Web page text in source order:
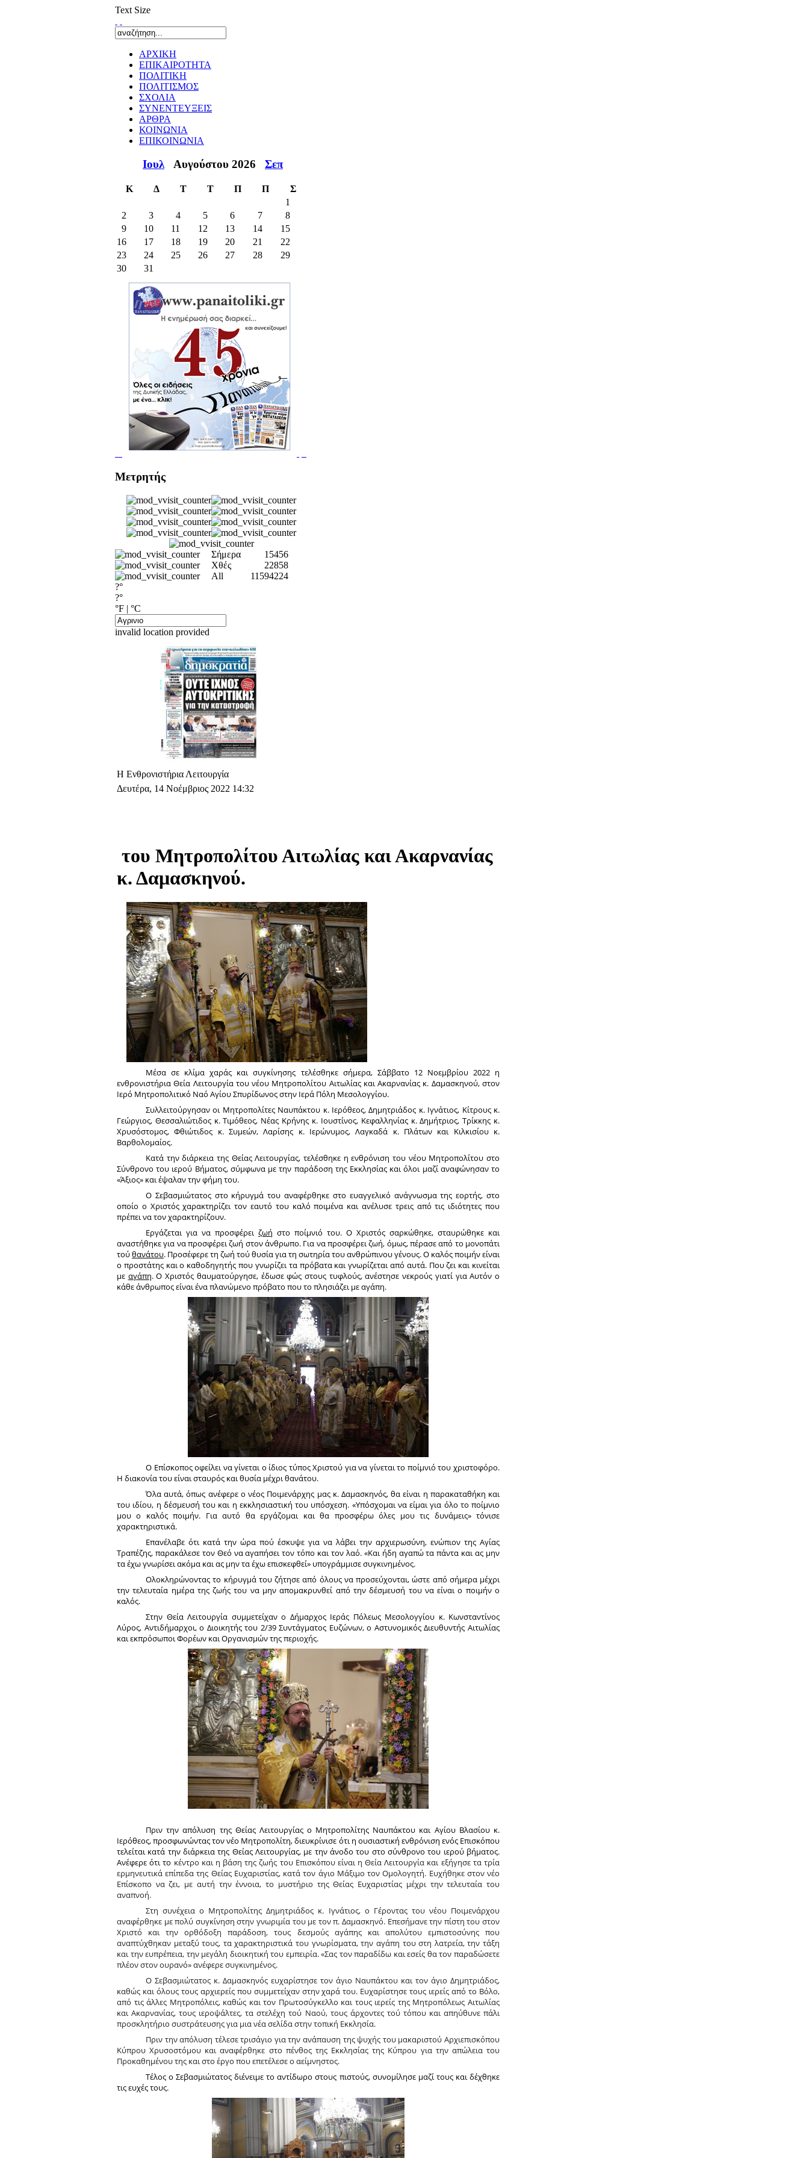
Text Size
ΑΡΧΙΚΗ
ΕΠΙΚΑΙΡΟΤΗΤΑ
ΠΟΛΙΤΙΚΗ
ΠΟΛΙΤΙΣΜΟΣ
ΣΧΟΛΙΑ
ΣΥΝΕΝΤΕΥΞΕΙΣ
ΑΡΘΡΑ
ΚΟΙΝΩΝΙΑ
ΕΠΙΚΟΙΝΩΝΙΑ
Ιουλ Αυγούστου 2026 Σεπ
Κ Δ Τ Τ Π Π
Σ
1
2
3 4 5 6 7
8
9
10 11 12 13 14
15
16
17 18 19 20 21
22
23
24 25 26 27 28
29
30
31
Μετρητής
Σήμερα
15456
Χθές
22858
All
11594224
?°
?°
°F | °C
invalid location provided
Η Ενθρονιστήρια Λειτουργία
Δευτέρα, 14 Νοέμβριος 2022 14:32
του Μητροπολίτου Αιτωλίας και Ακαρνανίας
κ. Δαμασκηνού.
Μέσα σε κλίμα χαράς και συγκίνησης τελέσθηκε σήμερα, Σάββατο 12 Νοεμβρίου 2022 η
ενθρονιστήρια Θεία Λειτουργία του νέου Mητροπολίτου Αιτωλίας και Ακαρνανίας κ. Δαμασκηνού, στον
Ιερό Μητροπολιτικό Ναό Αγίου Σπυρίδωνος στην Ιερά Πόλη Μεσολογγίου.
Συλλειτούργησαν οι Μητροπολίτες Ναυπάκτου κ. Ιερόθεος, Δημητριάδος κ. Ιγνάτιος, Κίτρους κ.
Γεώργιος, Θεσσαλιώτιδος κ. Τιμόθεος, Νέας Κρήνης κ. Ιουστίνος, Κεφαλληνίας κ. Δημήτριος, Τρίκκης κ.
Χρυσόστομος, Φθιώτιδος κ. Συμεών, Λαρίσης κ. Ιερώνυμος, Λαγκαδά κ. Πλάτων και Κιλκισίου κ.
Βαρθολομαίος.
Κατά την διάρκεια της Θείας Λειτουργίας, τελέσθηκε η ενθρόνιση του νέου Μητροπολίτου στο
Σύνθρονο του ιερού Βήματος, σύμφωνα με την παράδοση της Εκκλησίας και όλοι μαζί αναφώνησαν το
«Άξιος» και έψαλαν την φήμη του.
Ο Σεβασμιώτατος στο κήρυγμά του αναφέρθηκε στο ευαγγελικό ανάγνωσμα της εορτής, στο
οποίο ο Χριστός χαρακτηρίζει τον εαυτό του καλό ποιμένα και ανέλυσε τρεις από τις ιδιότητες που
πρέπει να τον χαρακτηρίζουν.
Εργάζεται για να προσφέρει ζωή στο ποίμνιό του. Ο Χριστός σαρκώθηκε, σταυρώθηκε και
αναστήθηκε για να προσφέρει ζωή στον άνθρωπο. Για να προσφέρει ζωή, όμως, πέρασε από το μονοπάτι
τούθανάτου. Προσέφερε τη ζωή τού θυσία για τη σωτηρία του ανθρώπινου γένους. Ο καλός ποιμήν είναι
ο προστάτης και ο καθοδηγητής που γνωρίζει τα πρόβατα και γνωρίζεται από αυτά. Που ζει και κινείται
με αγάπη. Ο Χριστός θαυματούργησε, έδωσε φώς στους τυφλούς, ανέστησε νεκρούς γιατί για Αυτόν ο
κάθε άνθρωπος είναι ένα πλανώμενο πρόβατο που το πλησιάζει με αγάπη.
Ο Επίσκοπος οφείλει να γίνεται ο ίδιος τύπος Χριστού για να γίνεται το ποίμνιό του χριστοφόρο.
Η διακονία του είναι σταυρός και θυσία μέχρι θανάτου.
Όλα αυτά, όπως ανέφερε ο νέος Ποιμενάρχης μας κ. Δαμασκηνός, θα είναι η παρακαταθήκη και
του ιδίου, η δέσμευσή του και η εκκλησιαστική του υπόσχεση. «Υπόσχομαι να είμαι για όλο το ποίμνιο
μου ο καλός ποιμήν. Για αυτό θα εργάζομαι και θα προσφέρω όλες μου τις δυνάμεις» τόνισε
χαρακτηριστικά.
Επανέλαβε ότι κατά την ώρα πού έσκυψε για να λάβει την αρχιερωσύνη, ενώπιον της Αγίας
Τραπέζης, παρακάλεσε τον Θεό να αγαπήσει τον τόπο και τον λαό. «Και ήδη αγαπώ τα πάντα και ας μην
τα έχω γνωρίσει ακόμα και ας μην τα έχω επισκεφθεί» υπογράμμισε συγκινημένος.
Ολοκληρώνοντας το κήρυγμά του ζήτησε από όλους να προσεύχονται, ώστε από σήμερα μέχρι
την τελευταία ημέρα της ζωής του να μην απομακρυνθεί από την δέσμευσή του να είναι ο ποιμήν ο
καλός.
Στην Θεία Λειτουργία συμμετείχαν ο Δήμαρχος Ιεράς Πόλεως Μεσολογγίου κ. Κωνσταντίνος
Λύρος, Αντιδήμαρχοι, ο Διοικητής του 2/39 Συντάγματος Ευζώνων, ο Αστυνομικός Διευθυντής Αιτωλίας
και εκπρόσωποι Φορέων και Οργανισμών της περιοχής.
Πριν την απόλυση της Θείας Λειτουργίας ο Μητροπολίτης Ναυπάκτου και Αγίου Βλασίου κ.
Ιερόθεος, προσφωνώντας τον νέο Μητροπολίτη, διευκρίνισε ότι η ουσιαστική ενθρόνιση ενός Επισκόπου
τελείται κατά την διάρκεια της Θείας Λειτουργίας, με την άνοδο του στο σύνθρονο του ιερού βήματος.
Ανέφερε ότι το κέντρο και η βάση της ζωής του Επισκόπου είναι η Θεία Λειτουργία και εξήγησε τα τρία
ερμηνευτικά επίπεδα της Θείας Ευχαριστίας, κατά τον άγιο Μάξιμο τον Ομολογητή. Ευχήθηκε στον νέο
Επίσκοπο να ζει, με αυτή την έννοια, το μυστήριο της Θείας Ευχαριστίας μέχρι την τελευταία του
αναπνοή.
Στη συνέχεια ο Μητροπολίτης Δημητριάδος κ. Ιγνάτιος, ο Γέροντας του νέου Ποιμενάρχου
αναφέρθηκε με πολύ συγκίνηση στην γνωριμία του με τον π. Δαμασκηνό. Επεσήμανε την πίστη του στον
Χριστό και την ορθόδοξη παράδοση, τους δεσμούς αγάπης και απολύτου εμπιστοσύνης που
αναπτύχθηκαν μεταξύ τους, τα χαρακτηριστικά του γνωρίσματα, την αγάπη του στη λατρεία, την τάξη
και την ευπρέπεια, την μεγάλη διοικητική του εμπειρία. «Σας τον παραδίδω και εσείς θα τον παραδώσετε
πλέον στον ουρανό» ανέφερε συγκινημένος.
Ο Σεβασμιώτατος κ. Δαμασκηνός ευχαρίστησε τον άγιο Ναυπάκτου και τον άγιο Δημητριάδος,
καθώς και όλους τους αρχιερείς που συμμετείχαν στην χαρά του. Ευχαρίστησε τους ιερείς από το Βόλο,
από τις άλλες Μητροπόλεις, καθώς και τον Πρωτοσύγκελλο και τους ιερείς της Μητροπόλεως Αιτωλίας
και Ακαρνανίας, τους ιεροψάλτες, τα στελέχη τού Ναού, τους άρχοντες τού τόπου και απηύθυνε πάλι
προσκλητήριο συστράτευσης για μια νέα σελίδα στην τοπική Εκκλησία.
Πριν την απόλυση τέλεσε τρισάγιο για την ανάπαυση της ψυχής του μακαριστού Αρχιεπισκόπου
Κύπρου Χρυσοστόμου και αναφέρθηκε στο πένθος της Εκκλησίας της Κύπρου για την απώλεια του
Προκαθημένου της και στο έργο που επετέλεσε ο αείμνηστος.
Τέλος ο Σεβασμιώτατος διένειμε το αντίδωρο στους πιστούς, συνομίλησε μαζί τους και δέχθηκε
τις ευχές τους.